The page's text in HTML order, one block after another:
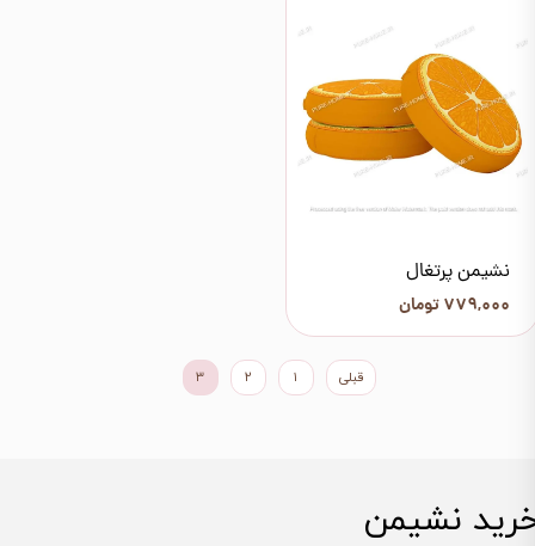
نشیمن پرتغال
۷۷۹,۰۰۰ تومان
قبلی ۱ ۲ ۳
نشیمن